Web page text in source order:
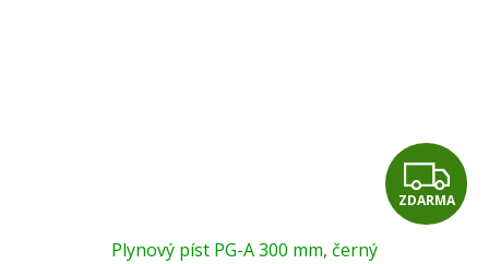
Z
D
ZDARMA
Plynový píst PG-A 300 mm, černý